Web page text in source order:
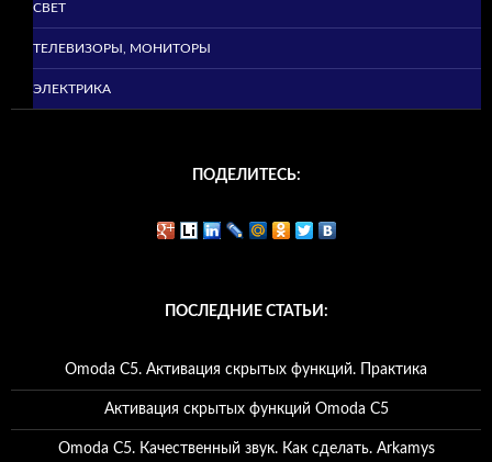
СВЕТ
ТЕЛЕВИЗОРЫ, МОНИТОРЫ
ЭЛЕКТРИКА
ПОДЕЛИТЕСЬ:
ПОСЛЕДНИЕ СТАТЬИ:
Omoda C5. Активация скрытых функций. Практика
Активация скрытых функций Omoda C5
Omoda C5. Качественный звук. Как сделать. Arkamys